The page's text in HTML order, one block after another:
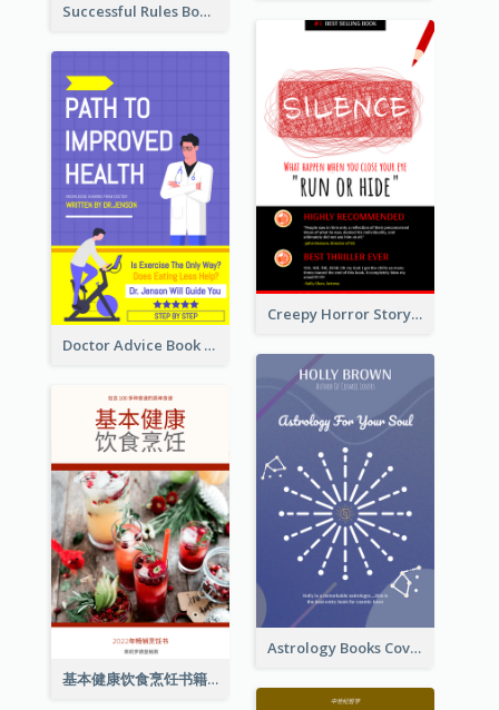
Successful Rules Book Cover Design
Creepy Horror Story Book Cover Design
Doctor Advice Book Cover Design
Astrology Books Cover Design
基本健康饮食烹饪书籍封面